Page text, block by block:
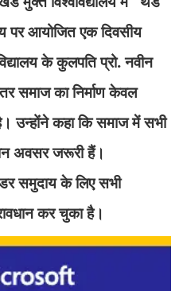
पर आयोजित एक दिवसीय
के कुलपति प्रो. नवीन
समाज का निर्माण केवल
उन्होंने कहा कि समाज में सभी
अवसर जरूरी हैं।
समुदाय के लिए सभी
कर चुका है।